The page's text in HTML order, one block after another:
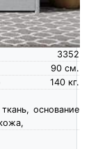
3352
см.
90
кг.
140
основание